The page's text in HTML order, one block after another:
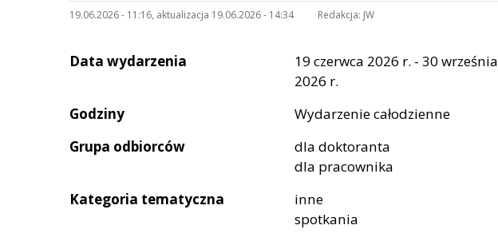
19.06.2026 - 11:16, aktualizacja 19.06.2026 - 14:34 Redakcja: JW
Data wydarzenia
19 czerwca 2026 r. - 30 września
2026 r.
Godziny
Wydarzenie całodzienne
Grupa odbiorców
dla doktoranta
dla pracownika
Kategoria tematyczna
inne
spotkania